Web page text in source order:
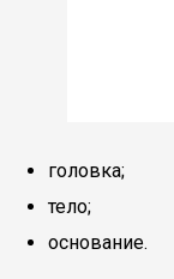
головка;
тело;
основание.